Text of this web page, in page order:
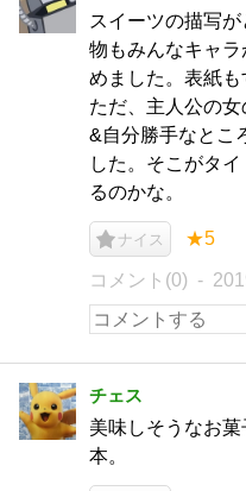
スイーツの描写
物もみんなキャ
めました。表紙も
ただ、主人公の
&自分勝手なとこ
した。そこがタ
るのかな。
ナイス ★5
コメント(0)
チェス
美味しそうなお
本。